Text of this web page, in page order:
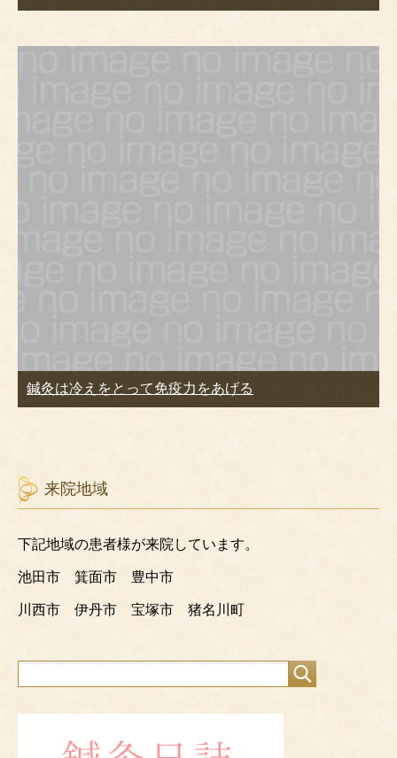
鍼灸は冷えをとって免疫力をあげる
来院地域
下記地域の患者様が来院しています。
池田市 箕面市 豊中市
川西市 伊丹市 宝塚市 猪名川町